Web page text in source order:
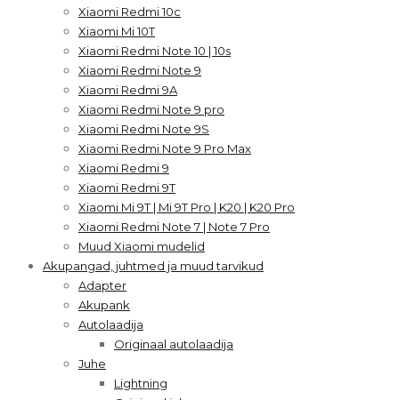
Xiaomi Redmi 10c
Xiaomi Mi 10T
Xiaomi Redmi Note 10 | 10s
Xiaomi Redmi Note 9
Xiaomi Redmi 9A
Xiaomi Redmi Note 9 pro
Xiaomi Redmi Note 9S
Xiaomi Redmi Note 9 Pro Max
Xiaomi Redmi 9
Xiaomi Redmi 9T
Xiaomi Mi 9T | Mi 9T Pro | K20 | K20 Pro
Xiaomi Redmi Note 7 | Note 7 Pro
Muud Xiaomi mudelid
Akupangad, juhtmed ja muud tarvikud
Adapter
Akupank
Autolaadija
Originaal autolaadija
Juhe
Lightning